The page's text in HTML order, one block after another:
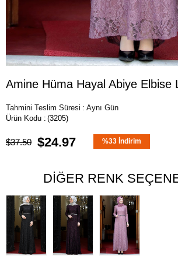
Amine Hüma Hayal Abiye Elbise
Tahmini Teslim Süresi : Aynı Gün
(3205)
$37.50 $24.97 %33 İndirim
DIĞER RENK